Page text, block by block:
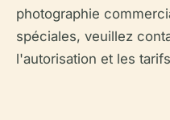
photographie
spéciales, veuillez
l'autorisation et les